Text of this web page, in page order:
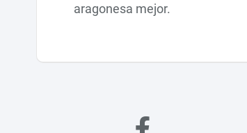
aragonesa mejor.